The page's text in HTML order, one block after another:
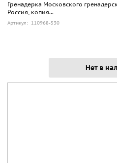
Гренадерка Московского
Россия, копия...
Артикул: 110968-530
Нет в